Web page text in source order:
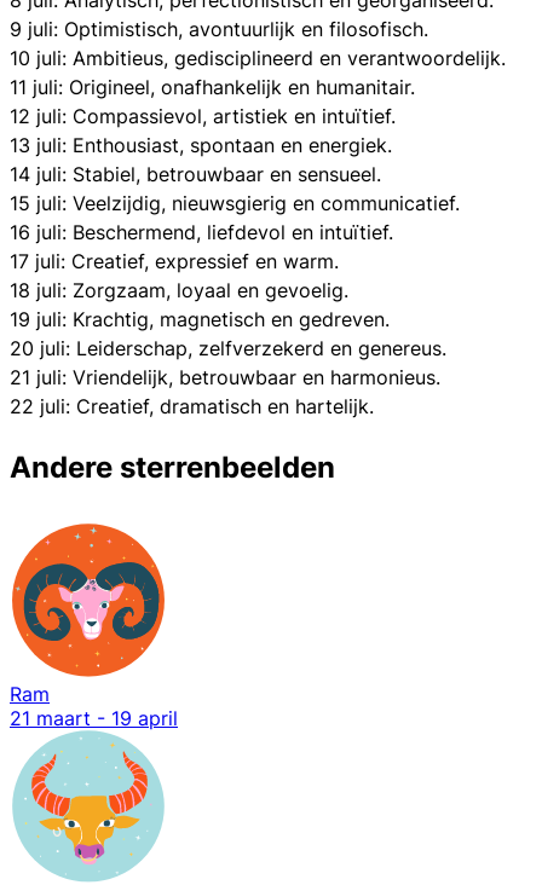
9 juli: Optimistisch, avontuurlijk en filosofisch.
10 juli: Ambitieus, gedisciplineerd en verantwoordelijk.
11 juli: Origineel, onafhankelijk en humanitair.
12 juli: Compassievol, artistiek en intuïtief.
13 juli: Enthousiast, spontaan en energiek.
14 juli: Stabiel, betrouwbaar en sensueel.
15 juli: Veelzijdig, nieuwsgierig en communicatief.
16 juli: Beschermend, liefdevol en intuïtief.
17 juli: Creatief, expressief en warm.
18 juli: Zorgzaam, loyaal en gevoelig.
19 juli: Krachtig, magnetisch en gedreven.
20 juli: Leiderschap, zelfverzekerd en genereus.
21 juli: Vriendelijk, betrouwbaar en harmonieus.
22 juli: Creatief, dramatisch en hartelijk.
Andere sterrenbeelden
Ram
21 maart - 19 april